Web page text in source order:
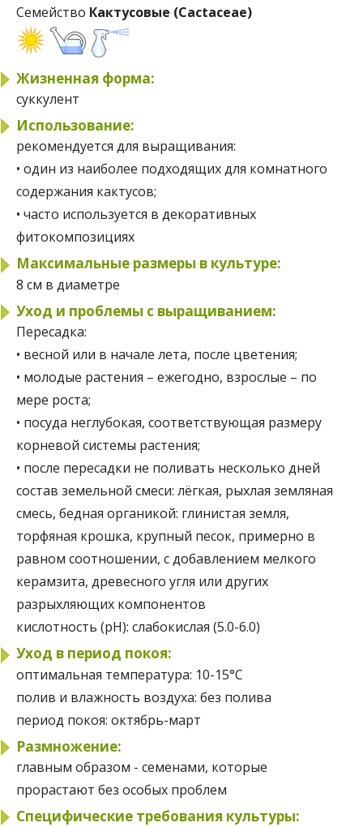
Семейство Кактусовые (Cactaceae)
Жизненная форма:
суккулент
Использование:
рекомендуется для выращивания:
• один из наиболее подходящих для комнатного
содержания кактусов;
• часто используется в декоративных
фитокомпозициях
Максимальные размеры в культуре:
8 см в диаметре
Уход и проблемы с выращиванием:
Пересадка:
• весной или в начале лета, после цветения;
• молодые растения – ежегодно, взрослые – по
мере роста;
• посуда неглубокая, соответствующая размеру
корневой системы растения;
• после пересадки не поливать несколько дней
состав земельной смеси: лёгкая, рыхлая земляная
смесь, бедная органикой: глинистая земля,
торфяная крошка, крупный песок, примерно в
равном соотношении, с добавлением мелкого
керамзита, древесного угля или других
разрыхляющих компонентов
кислотность (pH): слабокислая (5.0-6.0)
Уход в период покоя:
оптимальная температура: 10-15°C
полив и влажность воздуха: без полива
период покоя: октябрь-март
Размножение:
главным образом - семенами, которые
прорастают без особых проблем
Специфические требования культуры: